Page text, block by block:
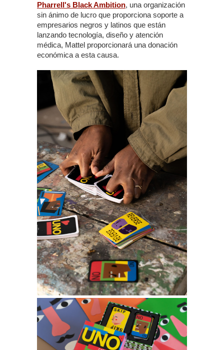
Pharrell's Black Ambition, una organización
sin ánimo de lucro que proporciona soporte a
empresarios negros y latinos que están
lanzando tecnología, diseño y atención
médica, Mattel proporcionará una donación
económica a esta causa.